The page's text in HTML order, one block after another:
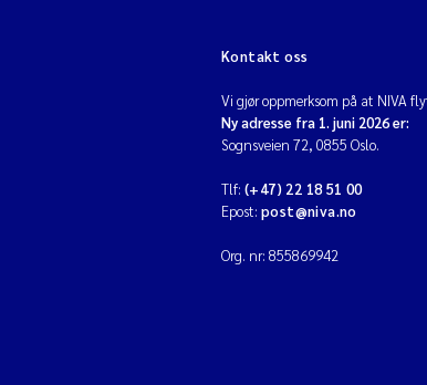
Kontakt oss
Vi gjør oppmerksom på at NIVA
Ny adresse fra 1. juni 2026 er:
Sognsveien 72, 0855 Oslo.
Tlf: (+47) 22 18 51 00
Epost: post@niva.no
Org. nr: 855869942